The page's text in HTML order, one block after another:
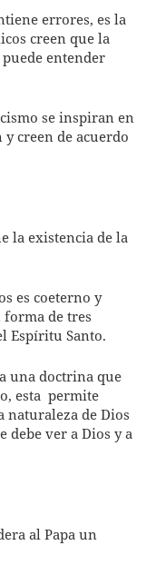
errores, es la
creen que la
entender
se inspiran en
y creen de acuerdo
la existencia de la
es coeterno y
forma de tres
Espíritu Santo.
una doctrina que
esta permite
naturaleza de Dios
debe ver a Dios y a
al Papa un